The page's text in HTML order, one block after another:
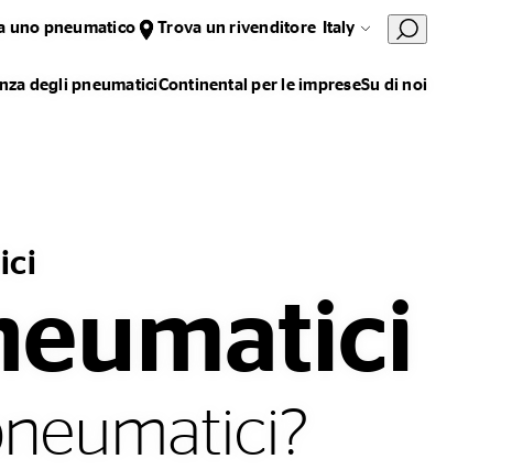
uno pneumatico Trova un rivenditore Italy
degli pneumaticiContinental per le impreseSu di noi